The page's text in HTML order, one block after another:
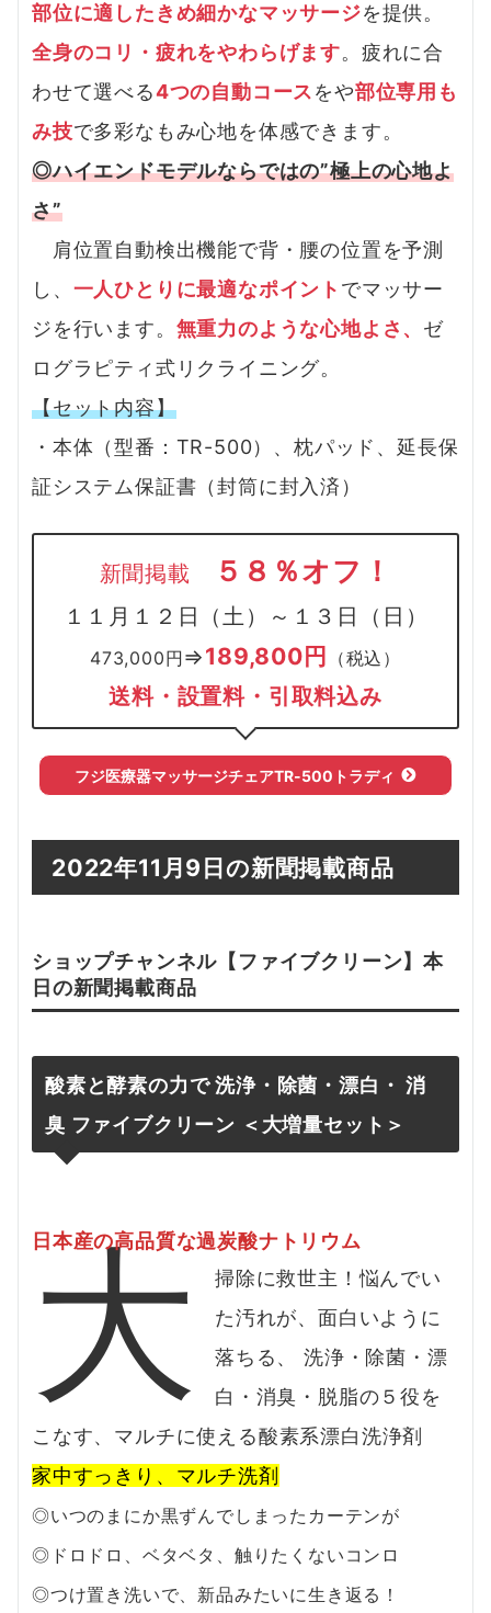
部位に適したきめ細かなマッサージを提供。
全身のコリ・疲れをやわらげます。疲れに合
わせて選べる4つの自動コースをや部位専用も
み技で多彩なもみ心地を体感できます。
◎ハイエンドモデルならではの”極上の心地よ
さ”
肩位置自動検出機能で背・腰の位置を予測
し、 一人ひとりに最適なポイント でマッサー
ジを行います。 無重力のような心地よさ、 ゼ
ログラピティ式リクライニング。
【セット内容】
・本体（型番：TR-500）、枕パッド、延長保
証システム保証書（封筒に封入済）
新聞掲載 ５８％オフ！
１１月１２日（土）～１３日（日）
473,000円 ⇒189,800円 （税込）
送料・設置料・引取料込み
フジ医療器マッサージチェアTR-500トラディ
2022年11月9日の新聞掲載商品
ショップチャンネル【ファイブクリーン】本
日の新聞掲載商品
酸素と酵素の力で 洗浄・除菌・漂白・ 消
臭 ファイブクリーン ＜大増量セット＞
日本産の高品質な過炭酸ナトリウム
大
掃除に救世主！悩んでい
た汚れが、面白いように
落ちる、 洗浄・除菌・漂
白・消臭・脱脂の５役を
こなす、マルチに使える酸素系漂白洗浄剤
家中すっきり、マルチ洗剤
◎いつのまにか黒ずんでしまったカーテンが
◎ドロドロ、ベタベタ、触りたくないコンロ
◎つけ置き洗いで、新品みたいに生き返る！